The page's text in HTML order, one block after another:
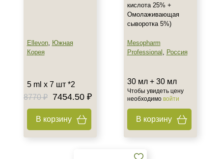
Показать еще
Желтый (Ретиноевый)
Молочный
Мультикислотный
Показать еще
Ellevon, Южная
Корея
5 ml x 7 шт *2
8770 ₽
7454.50 ₽
В корзину
кислота 25% +
Омолаживающая
сыворотка 5%)
Mesopharm
Professional , Россия
30 мл + 30 мл
Чтобы увидеть цену
необходимо войти
В корзину